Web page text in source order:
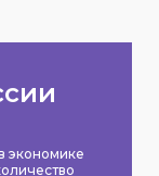
экономике